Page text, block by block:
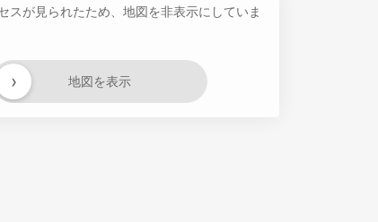
スが見られたため、地図を非表示にしていま
地図を表示
›